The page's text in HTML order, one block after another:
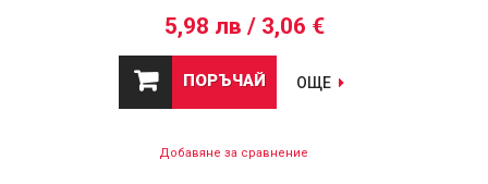
5,98 лв / 3,06 €
ПОРЪЧАЙ ОЩЕ
Добавяне за сравнение